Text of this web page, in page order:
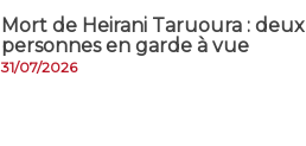
Mort de Heirani Taruoura : deux
personnes en garde à vue
31/07/2026